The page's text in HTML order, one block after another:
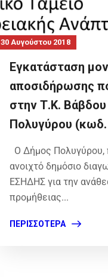
30 Αυγούστου 2018
Εγκατάσταση
αποσιδήρωσης
στην Τ.Κ.
Πολυγύρου
Ο Δήμος Πολυγύρου,
ανοιχτό δημόσιο
ΕΣΗΔΗΣ για την
προμήθειας...
ΠΕΡΙΣΣΌΤΕΡΑ